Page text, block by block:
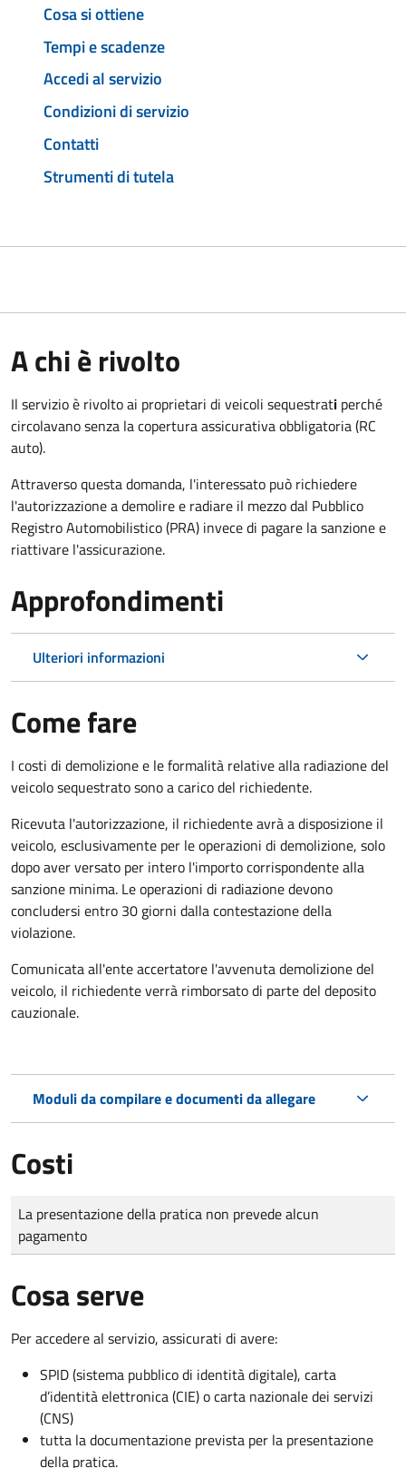
Cosa si ottiene
Tempi e scadenze
Accedi al servizio
Condizioni di servizio
Contatti
Strumenti di tutela
A chi è rivolto
Il servizio è rivolto ai proprietari di veicoli sequestrati perché
circolavano senza la copertura assicurativa obbligatoria (RC
auto).
Attraverso questa domanda, l'interessato può richiedere
l'autorizzazione a demolire e radiare il mezzo dal Pubblico
Registro Automobilistico (PRA) invece di pagare la sanzione e
riattivare l'assicurazione.
Approfondimenti
Ulteriori informazioni
Come fare
I costi di demolizione e le formalità relative alla radiazione del
veicolo sequestrato sono a carico del richiedente.
Ricevuta l'autorizzazione, il richiedente avrà a disposizione il
veicolo, esclusivamente per le operazioni di demolizione, solo
dopo aver versato per intero l'importo corrispondente alla
sanzione minima. Le operazioni di radiazione devono
concludersi entro 30 giorni dalla contestazione della
violazione.
Comunicata all'ente accertatore l'avvenuta demolizione del
veicolo, il richiedente verrà rimborsato di parte del deposito
cauzionale.
Moduli da compilare e documenti da allegare
Costi
Tipo di pagamento
Importo
La presentazione della pratica non prevede alcun
pagamento
Cosa serve
Per accedere al servizio, assicurati di avere:
SPID (sistema pubblico di identità digitale), carta
d’identità elettronica (CIE) o carta nazionale dei servizi
(CNS)
tutta la documentazione prevista per la presentazione
della pratica.